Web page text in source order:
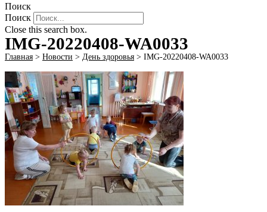
Поиск
Поиск
Close this search box.
IMG-20220408-WA0033
Главная > Новости > День здоровья > IMG-20220408-WA0033